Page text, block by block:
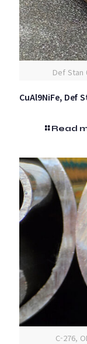
Def Stan
CuAl9NiFe, Def
Read
C-276,